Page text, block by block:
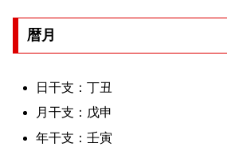
暦月
日干支：丁丑
月干支：戊申
年干支：壬寅